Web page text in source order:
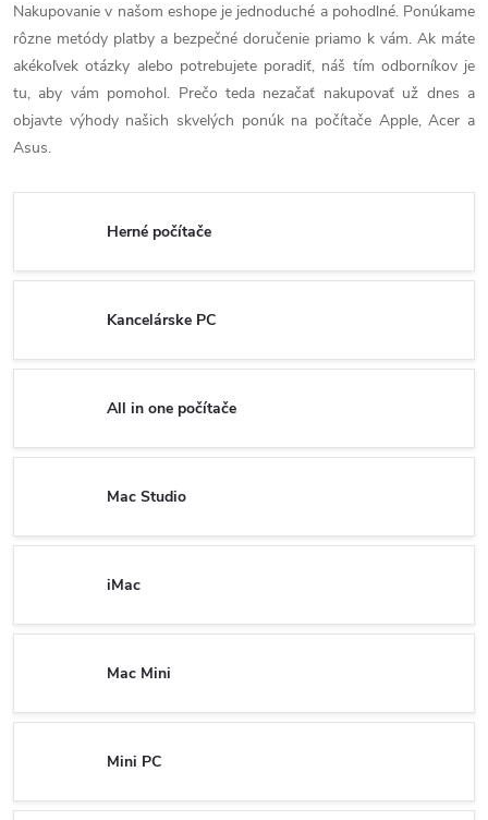
Nakupovanie v našom eshope je jednoduché a pohodlné. Ponúkame
rôzne metódy platby a bezpečné doručenie priamo k vám. Ak máte
akékoľvek otázky alebo potrebujete poradiť, náš tím odborníkov je
tu, aby vám pomohol. Prečo teda nezačať nakupovať už dnes a
objavte výhody našich skvelých ponúk na počítače Apple, Acer a
Asus.
Herné počítače
Kancelárske PC
All in one počítače
Mac Studio
iMac
Mac Mini
Mini PC